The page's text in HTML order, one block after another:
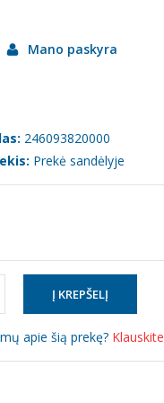
Mano paskyra
246093820000
Prekė sandėlyje
apie šią prekę? Klauskite